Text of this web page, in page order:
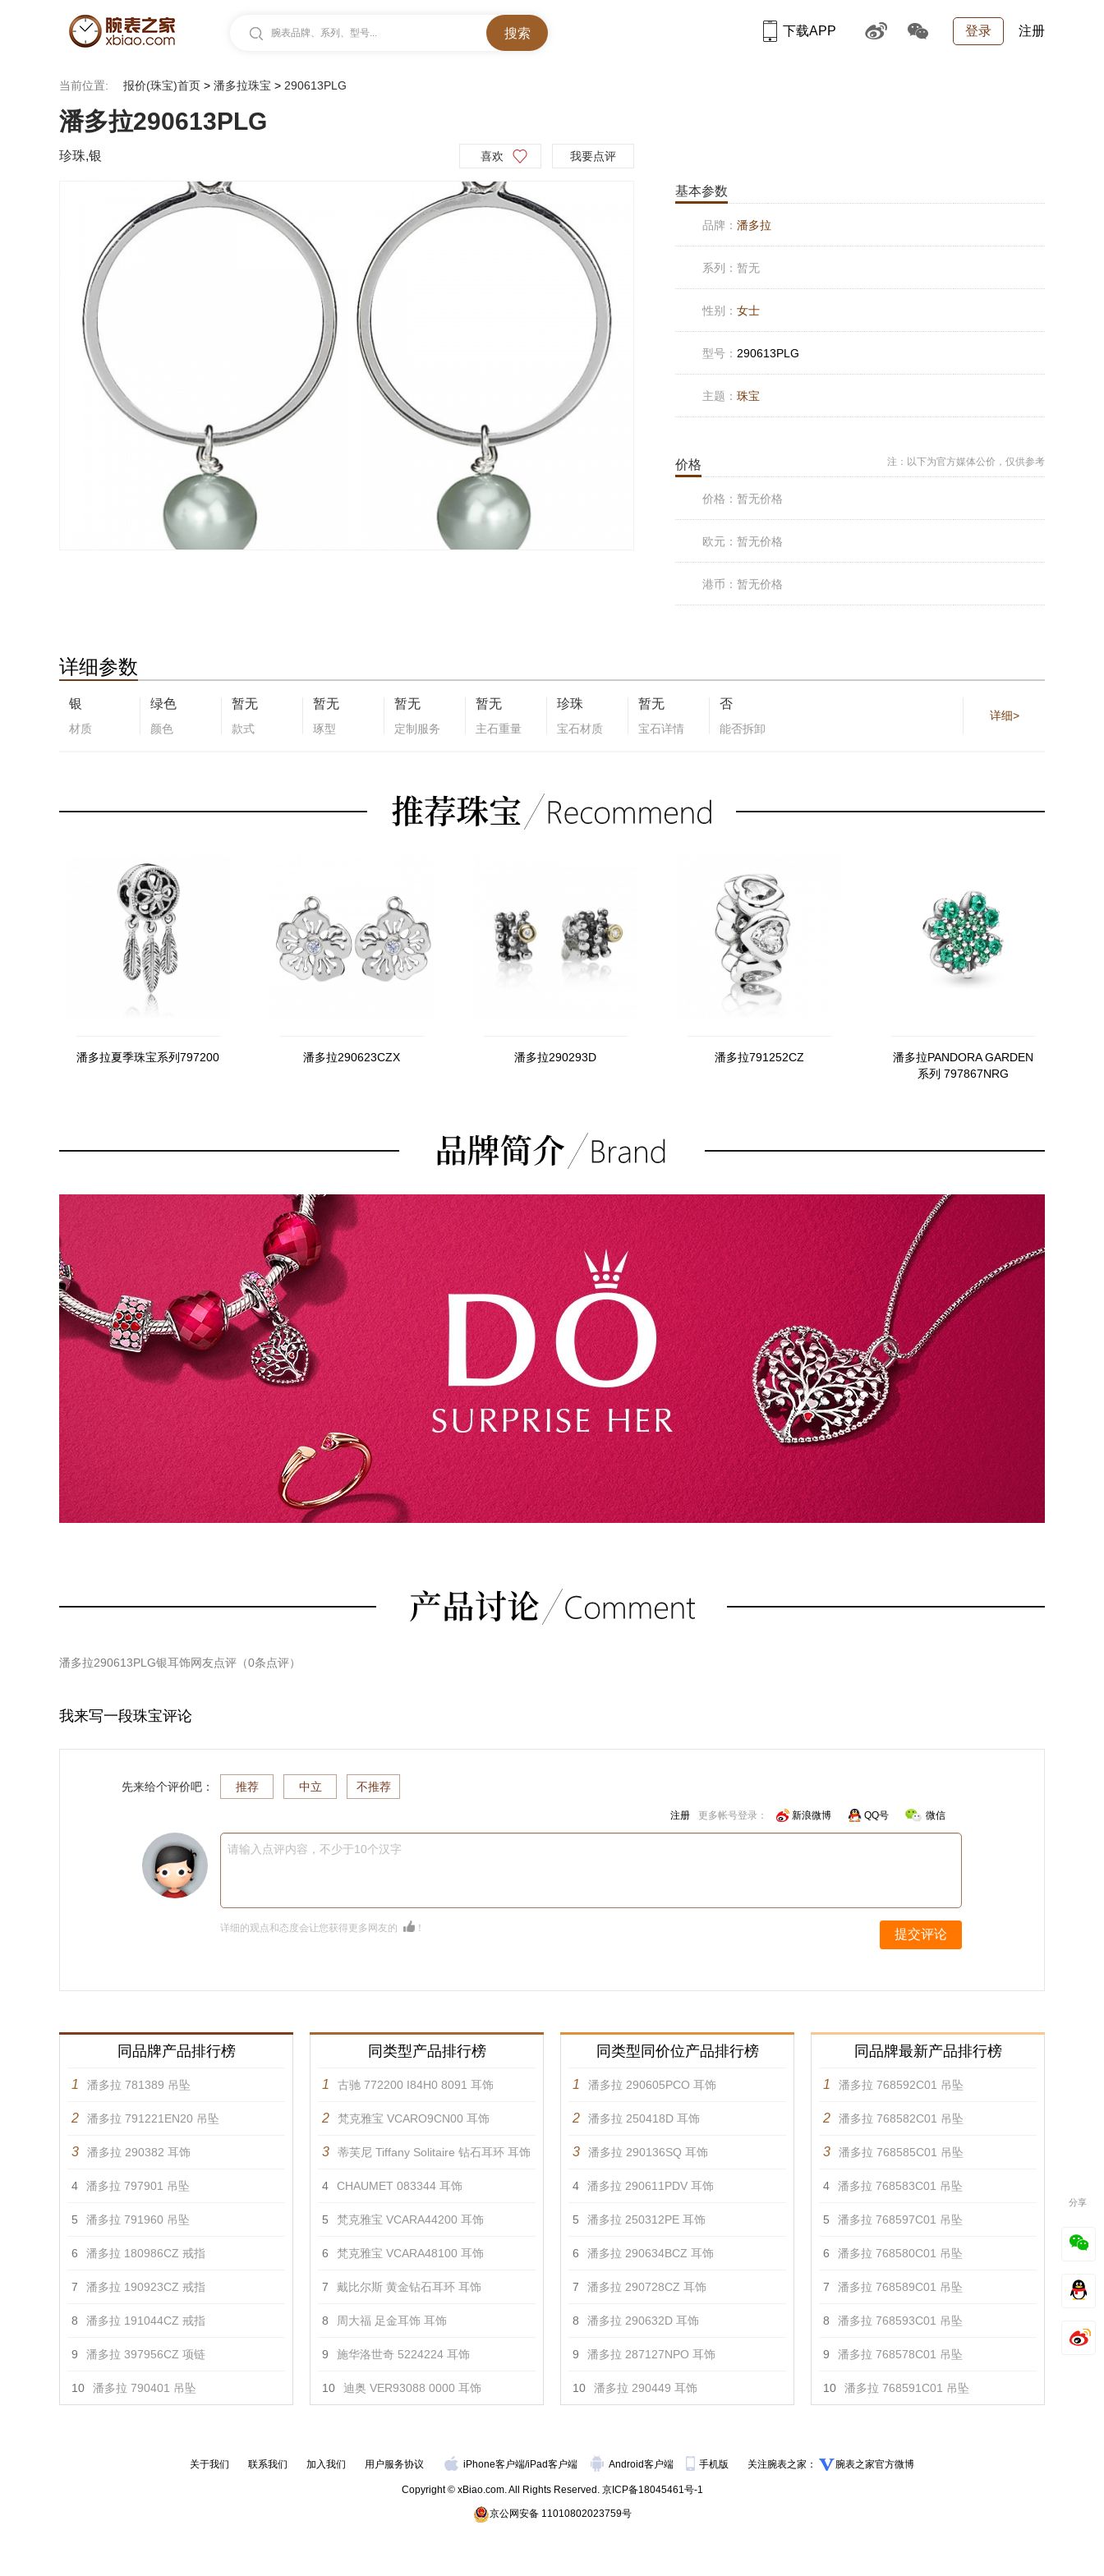
腕表品牌、系列、型号... 登录 注册
下载APP
当前位置: 报价(珠宝)首页 > 潘多拉珠宝 > 290613PLG
潘多拉290613PLG
珍珠,银 喜欢 我要点评
基本参数
品牌： 潘多拉
系列： 暂无
性别： 女士
型号： 290613PLG
主题： 珠宝
价格 注：以下为官方媒体公价，仅供参考
价格： 暂无价格
欧元： 暂无价格
港币： 暂无价格
详细参数
银
材质
绿色
颜色
暂无
款式
暂无
琢型
暂无
定制服务
暂无
主石重量
珍珠
宝石材质
暂无
宝石详情
否
能否拆卸
详细>
潘多拉夏季珠宝系列797200 潘多拉290623CZX 潘多拉290293D 潘多拉791252CZ
潘多拉PANDORA GARDEN
系列 797867NRG
潘多拉290613PLG银耳饰网友点评（0条点评）
我来写一段珠宝评论
先来给个评价吧： 推荐 中立 不推荐
注册 更多帐号登录： 新浪微博 QQ号 微信
请输入点评内容，不少于10个汉字
详细的观点和态度会让您获得更多网友的 ！ 提交评论
同品牌产品排行榜
1 潘多拉 781389 吊坠
2 潘多拉 791221EN20 吊坠
3 潘多拉 290382 耳饰
4 潘多拉 797901 吊坠
5 潘多拉 791960 吊坠
6 潘多拉 180986CZ 戒指
7 潘多拉 190923CZ 戒指
8 潘多拉 191044CZ 戒指
9 潘多拉 397956CZ 项链
10 潘多拉 790401 吊坠
同类型产品排行榜
1 古驰 772200 I84H0 8091 耳饰
2 梵克雅宝 VCARO9CN00 耳饰
3 蒂芙尼 Tiffany Solitaire 钻石耳环 耳饰
4 CHAUMET 083344 耳饰
5 梵克雅宝 VCARA44200 耳饰
6 梵克雅宝 VCARA48100 耳饰
7 戴比尔斯 黄金钻石耳环 耳饰
8 周大福 足金耳饰 耳饰
9 施华洛世奇 5224224 耳饰
10 迪奥 VER93088 0000 耳饰
同类型同价位产品排行榜
1 潘多拉 290605PCO 耳饰
2 潘多拉 250418D 耳饰
3 潘多拉 290136SQ 耳饰
4 潘多拉 290611PDV 耳饰
5 潘多拉 250312PE 耳饰
6 潘多拉 290634BCZ 耳饰
7 潘多拉 290728CZ 耳饰
8 潘多拉 290632D 耳饰
9 潘多拉 287127NPO 耳饰
10 潘多拉 290449 耳饰
同品牌最新产品排行榜
1 潘多拉 768592C01 吊坠
2 潘多拉 768582C01 吊坠
3 潘多拉 768585C01 吊坠
4 潘多拉 768583C01 吊坠
5 潘多拉 768597C01 吊坠
6 潘多拉 768580C01 吊坠
7 潘多拉 768589C01 吊坠
8 潘多拉 768593C01 吊坠
9 潘多拉 768578C01 吊坠
10 潘多拉 768591C01 吊坠
关于我们 联系我们 加入我们 用户服务协议 iPhone客户端/iPad客户端 Android客户端 手机版 关注腕表之家： 腕表之家官方微博
Copyright © xBiao.com. All Rights Reserved. 京ICP备18045461号-1
京公网安备 11010802023759号
分享